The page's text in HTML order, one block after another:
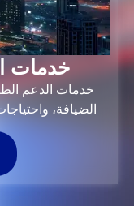
خدمات
خدمات الدعم
الضيافة،